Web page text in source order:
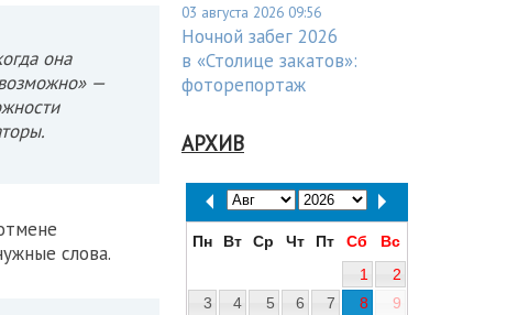
она
—
слова.
03 августа 2026 09:56
Ночной забег 2026
в «Столице закатов»:
фоторепортаж
АРХИВ
Пн Вт Ср Чт Пт Сб
Вс
1
2
3
4 5 6 7 8
9